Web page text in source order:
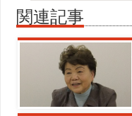
関連記事